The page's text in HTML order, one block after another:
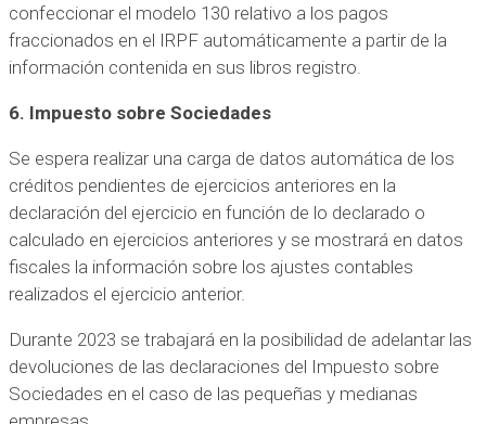
confeccionar el modelo 130 relativo a los pagos
fraccionados en el IRPF automáticamente a partir de la
información contenida en sus libros registro.
6. Impuesto sobre Sociedades
Se espera realizar una carga de datos automática de los
créditos pendientes de ejercicios anteriores en la
declaración del ejercicio en función de lo declarado o
calculado en ejercicios anteriores y se mostrará en datos
fiscales la información sobre los ajustes contables
realizados el ejercicio anterior.
Durante 2023 se trabajará en la posibilidad de adelantar las
devoluciones de las declaraciones del Impuesto sobre
Sociedades en el caso de las pequeñas y medianas